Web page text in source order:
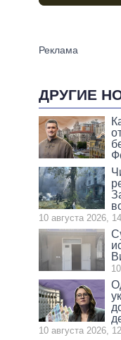
ДРУГИЕ
10 августа 2026,
10 августа 2026,